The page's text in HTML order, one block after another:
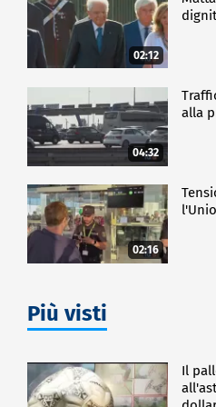
italiani e stranieri. Il punto
dei talenti".
La Giornata si è chiusa con
Meritocrazia Award 2025-
organizzazioni che si
governance all'insegna del
ECONOMIA
02:12
04:32
alla
02:16
Più visti
Il